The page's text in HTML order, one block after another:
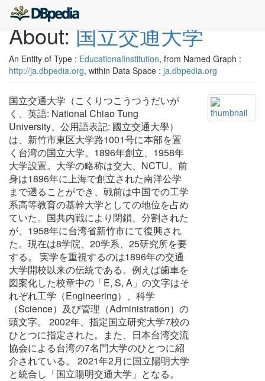
About:国立交通大学
An Entity of Type : EducationalInstitution, from Named Graph :
http://ja.dbpedia.org, within Data Space : ja.dbpedia.org
国立交通大学（こくりつこうつうだいが
く、英語: National Chiao Tung
University、公用語表記: 國立交通大學）
は、新竹市東区大学路1001号に本部を置
く台湾の国立大学。1896年創立、1958年
大学設置。大学の略称は交大、NCTU。前
身は1896年に上海で創立された南洋公学
まで遡ることができ、戦前は中国での工学
系高等教育の基幹大学としての地位を占め
ていた。国共内戦により閉鎖、分割された
が、1958年に台湾省新竹市にて復興され
た。現在は8学院、20学系、25研究所を要
する。 実学を重視するのは1896年の交通
大学開校以来の伝統である。例えば歯車を
図案化した校章中の「E, S, A」の文字はそ
れぞれ工学（Engineering）、科学
（Science）及び管理（Administration）の
頭文字。 2002年、指定国立研究大学7校の
ひとつに指定された。また、日本台湾交流
協会による台湾の7名門大学のひとつに紹
介されている。 2021年2月に国立陽明大学
と統合し「国立陽明交通大学」となる。